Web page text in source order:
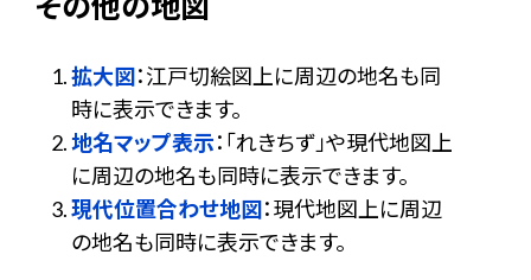
拡大図：江戸切絵図上に周辺の地名も同
時に表示できます。
地名マップ表示：「れきちず」や現代地図上
に周辺の地名も同時に表示できます。
現代位置合わせ地図：現代地図上に周辺
の地名も同時に表示できます。